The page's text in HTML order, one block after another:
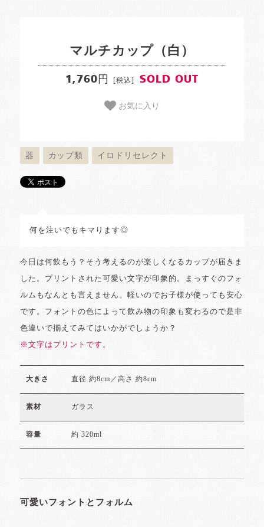
マルチカップ（白）
1,760円 [税込] SOLD OUT
お気に入り
器 カップ類 イロドリセレクト
何を注いでもキマります◎
今日は何飲もう？そう考えるのが楽しくなるカップが届きま
した。プリントされた可愛い文字が印象的。まっすぐのフォ
ルムもなんとも言えません。軽いのでお子様が使っても安心
です。フォントの色によって飲み物の印象も変わるので是非
色違いで揃えてみてはいかがでしょうか？
※文字はプリントです。
大きさ 直径 約8cm／高さ 約8cm
素材 ガラス
容量 約 320ml
可愛いフォントとフォルム